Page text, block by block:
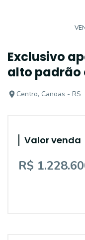
Exclusivo
alto padrão
Centro, Canoas - RS
Valor venda
R$